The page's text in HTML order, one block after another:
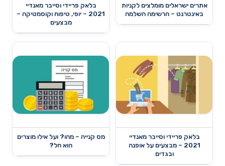
אתרים ישראלים מומלצים לקניות
באינטרנט – הרשימה השלמה
בלאק פריידי וסייבר מאנדיי
2021 – יופי, טיפוח וקוסמטיקה –
מבצעים
בלאק פריידי וסייבר מאנדיי
2021 – מבצעים על אופנה
ובגדים
מס קנייה – מהו? ועל אילו מוצרים
הוא חל?